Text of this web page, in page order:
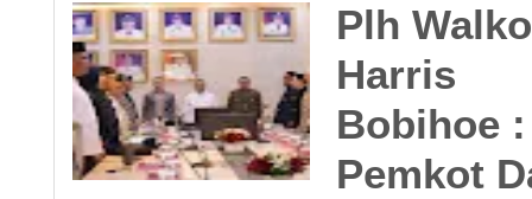
Plh
Harris
Bobihoe :
Pemkot